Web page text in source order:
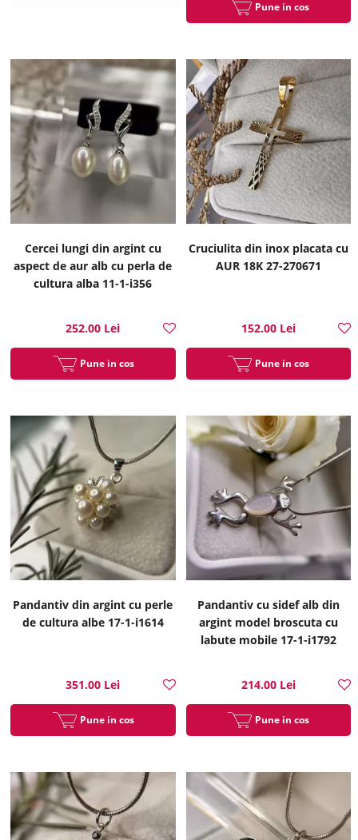
Pune in cos
Cercei lungi din argint cu
aspect de aur alb cu perla de
cultura alba 11-1-i356
252.00 Lei
Pune in cos
Cruciulita din inox placata cu
AUR 18K 27-270671
152.00 Lei
Pune in cos
Pandantiv din argint cu perle
de cultura albe 17-1-i1614
351.00 Lei
Pune in cos
Pandantiv cu sidef alb din
argint model broscuta cu
labute mobile 17-1-i1792
214.00 Lei
Pune in cos